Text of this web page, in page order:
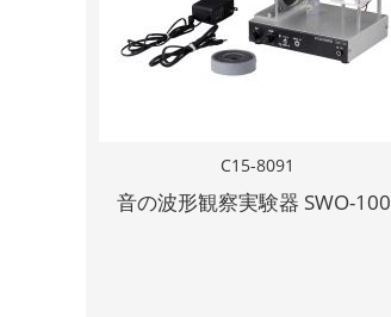
C15-8091
音の波形観察実験器 SWO-100